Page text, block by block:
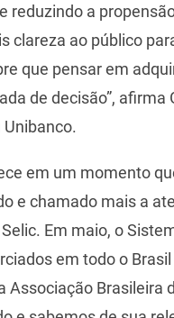
reduzindo a
clareza ao público
que pensar em
de decisão”, afirma
em um momento
e chamado mais a
Em maio, o
em todo o
Associação Brasileira